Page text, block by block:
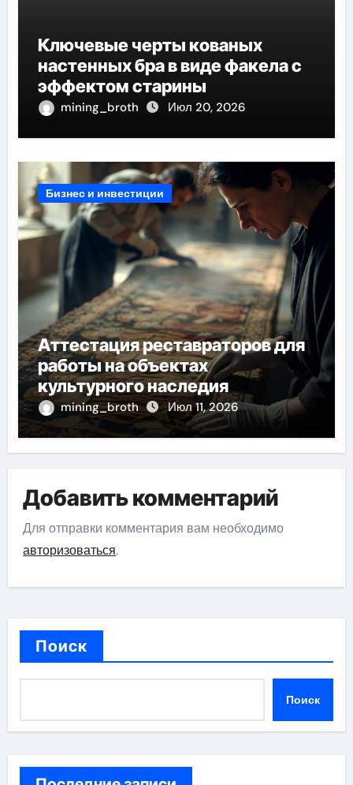
Ключевые черты кованых
настенных бра в виде факела с
эффектом старины
mining_broth Июл 20, 2026
Бизнес и инвестиции
Аттестация реставраторов для
работы на объектах
культурного наследия
mining_broth Июл 11, 2026
Добавить комментарий
Для отправки комментария вам необходимо
авторизоваться.
Поиск
Поиск